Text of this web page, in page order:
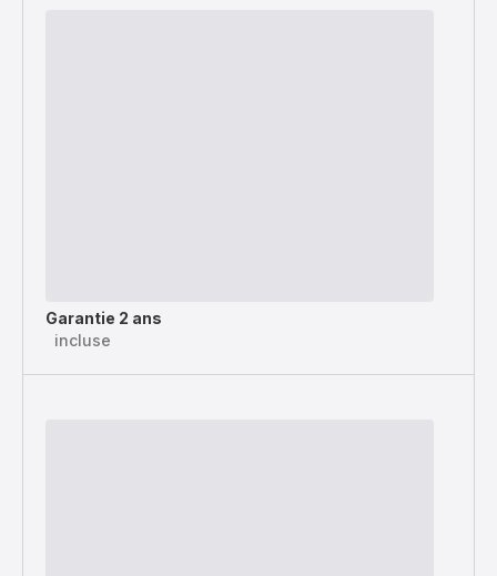
Garantie 2 ans
incluse